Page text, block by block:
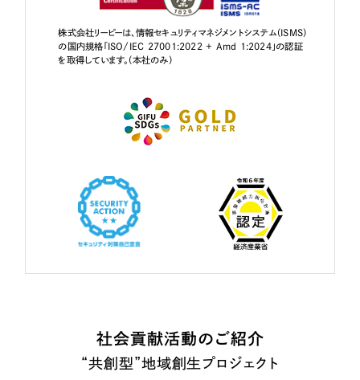
株式会社リーピーは、情報セキュリティマネジメントシステム（ISMS）
の国内規格「ISO/IEC 27001:2022 + Amd 1:2024」の認証
を取得しています。（本社のみ）
社会貢献活動のご紹介
“共創型”地域創生プロジェクト